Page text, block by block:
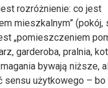
rozróżnienie: co jest
mieszkalnym” (pokój,
„pomieszczeniem
garderoba, pralnia,
bywają niższe,
sensu użytkowego – bo